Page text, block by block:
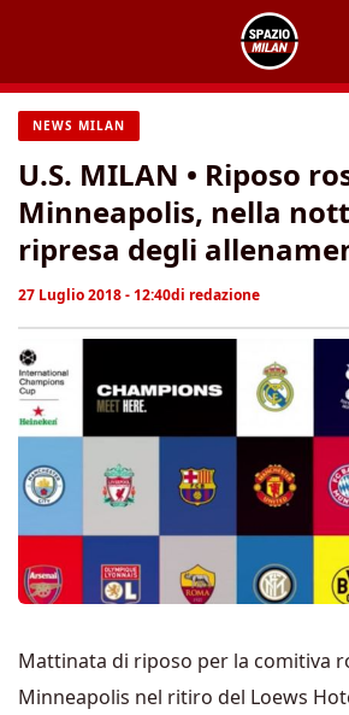
contenuto
NEWS MILAN
U.S. MILAN • Riposo
Minneapolis, nella
ripresa degli
27 Luglio 2018 - 12:40di redazione
Mattinata di riposo per la comitiva
Minneapolis nel ritiro del Loews